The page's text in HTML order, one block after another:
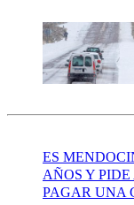
ES
AÑOS Y
PAGAR UNA